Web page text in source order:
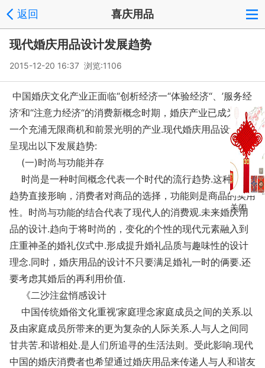
返回 喜庆用品
现代婚庆用品设计发展趋势
2015-12-20 16:37 浏览:1106
中国婚庆文化产业正面临“创析经济一“体验经济“、’服务经
济‘和“注意力经济“的消费新概念时期，婚庆产业已成为我国
一个充浦无限商机和前景光明的产业.现代婚庆用品设计也
呈现出以下发展趋势:
(一)时尚与功能并存
时尚是一种时间概念代表一个时代的流行趋势.这种流行
趋势直接形晌，消费者对商品的选择，功能则是商晶的实用
性。时尚与功能的结合代表了现代人的消费观.未来婚庆用
品的设计.趋向于将时尚的，变化的个性的现代元素融入到
庄重神圣的婚礼仪式中.形成提升婚礼品质与趣味性的设计
理念.同时，婚庆用品的设计不只要满足婚礼一时的俩要.还
要考虑其婚后的再利用价值.
《二沙注盆悄感设计
中国传统婚俗文化重视’家庭理念家庭成员之间的关系.以
及由家庭成员所带来的更为复杂的人际关系.人与人之间同
甘共苦.和谐相处.是人们所追寻的生活法则。受此影响.现代
中国的婚庆消费者也希望通过婚庆用品来传递人与人和谐友
关闭